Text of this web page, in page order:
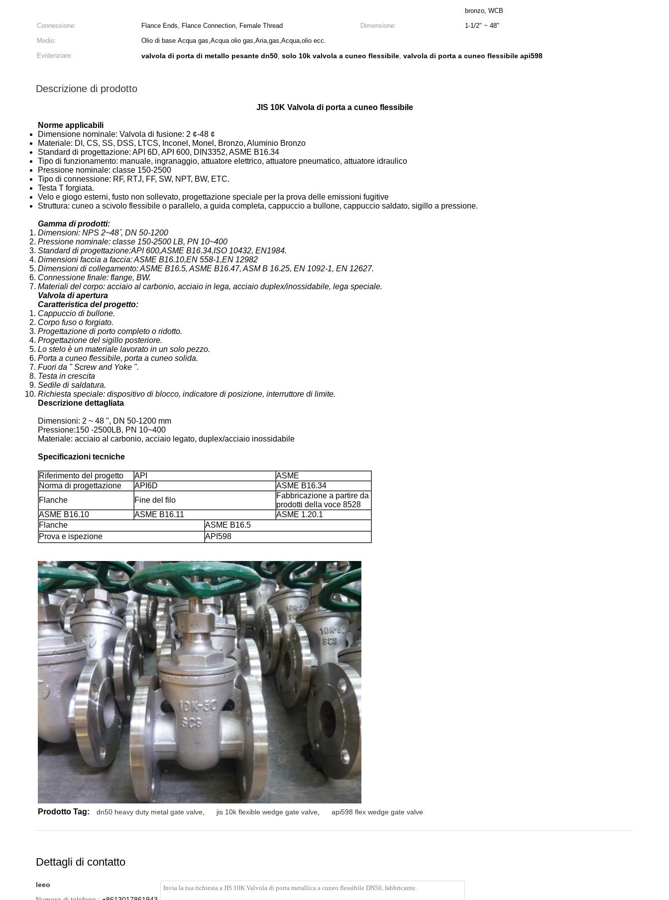
bronzo, WCB
Connessione:
Flance Ends, Flance Connection, Female Thread Dimensione:
1-1/2" ~ 48"
Medio:
Olio di base Acqua gas,Acqua olio gas,Aria,gas,Acqua,olio ecc.
Evidenziare:
valvola di porta di metallo pesante dn50, solo 10k valvola a cuneo flessibile, valvola di porta a cuneo flessibile api598
Descrizione di prodotto
JIS 10K Valvola di porta a cuneo flessibile
Norme applicabili
Dimensione nominale: Valvola di fusione: 2 ¢-48 ¢
Materiale: DI, CS, SS, DSS, LTCS, Inconel, Monel, Bronzo, Aluminio Bronzo
Standard di progettazione: API 6D, API 600, DIN3352, ASME B16.34
Tipo di funzionamento: manuale, ingranaggio, attuatore elettrico, attuatore pneumatico, attuatore idraulico
Pressione nominale: classe 150-2500
Tipo di connessione: RF, RTJ, FF, SW, NPT, BW, ETC.
Testa T forgiata.
Velo e giogo esterni, fusto non sollevato, progettazione speciale per la prova delle emissioni fugitive
Struttura: cuneo a scivolo flessibile o parallelo, a guida completa, cappuccio a bullone, cappuccio saldato, sigillo a pressione.
Gamma di prodotti:
Dimensioni: NPS 2~48 ̊, DN 50-1200
Pressione nominale: classe 150-2500 LB, PN 10~400
Standard di progettazione:API 600,ASME B16.34,ISO 10432, EN1984.
Dimensioni faccia a faccia: ASME B16.10,EN 558-1,EN 12982
Dimensioni di collegamento: ASME B16.5, ASME B16.47, ASM B 16.25, EN 1092-1, EN 12627.
Connessione finale: flange, BW.
Materiali del corpo: acciaio al carbonio, acciaio in lega, acciaio duplex/inossidabile, lega speciale.
Valvola di apertura
Caratteristica del progetto:
Cappuccio di bullone.
Corpo fuso o forgiato.
Progettazione di porto completo o ridotto.
Progettazione del sigillo posteriore.
Lo stelo è un materiale lavorato in un solo pezzo.
Porta a cuneo flessibile, porta a cuneo solida.
Fuori da " Screw and Yoke ".
Testa in crescita
Sedile di saldatura.
Richiesta speciale: dispositivo di blocco, indicatore di posizione, interruttore di limite.
Descrizione dettagliata
Dimensioni: 2 ~ 48 ", DN 50-1200 mm
Pressione:150 -2500LB, PN 10~400
Materiale: acciaio al carbonio, acciaio legato, duplex/acciaio inossidabile
Specificazioni tecniche
Riferimento del progetto API
ASME
Norma di progettazione
API6D
ASME B16.34
Flanche
Fine del filo
Fabbricazione a partire da
prodotti della voce 8528
ASME B16.10
ASME B16.11
ASME 1.20.1
Flanche
ASME B16.5
Prova e ispezione
API598
Prodotto Tag: dn50 heavy duty metal gate valve jis 10k flexible wedge gate valve api598 flex wedge gate valve
Dettagli di contatto
leeo